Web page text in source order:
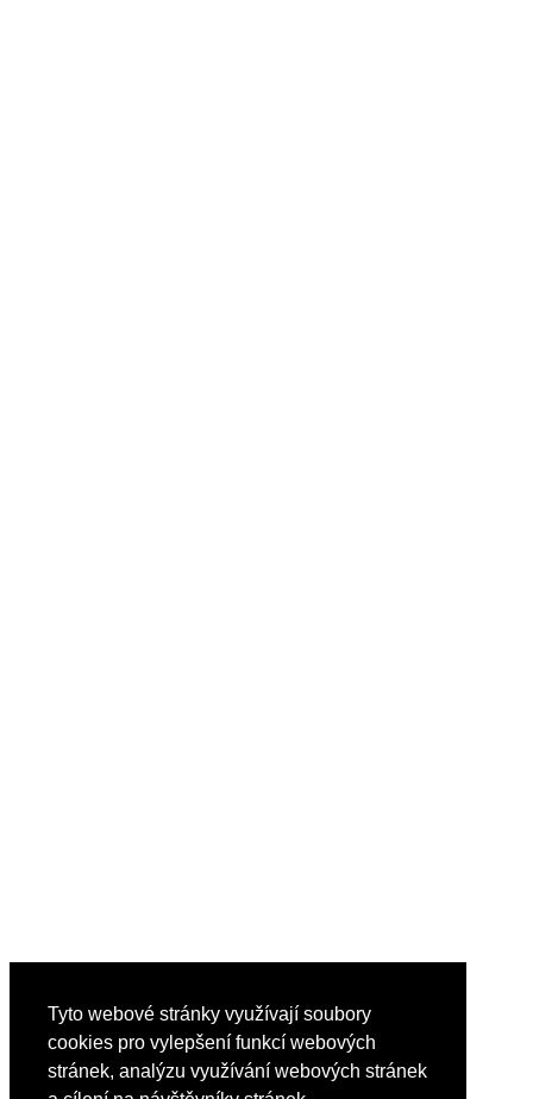
Tyto webové stránky využívají soubory
cookies pro vylepšení funkcí webových
stránek, analýzu využívání webových stránek